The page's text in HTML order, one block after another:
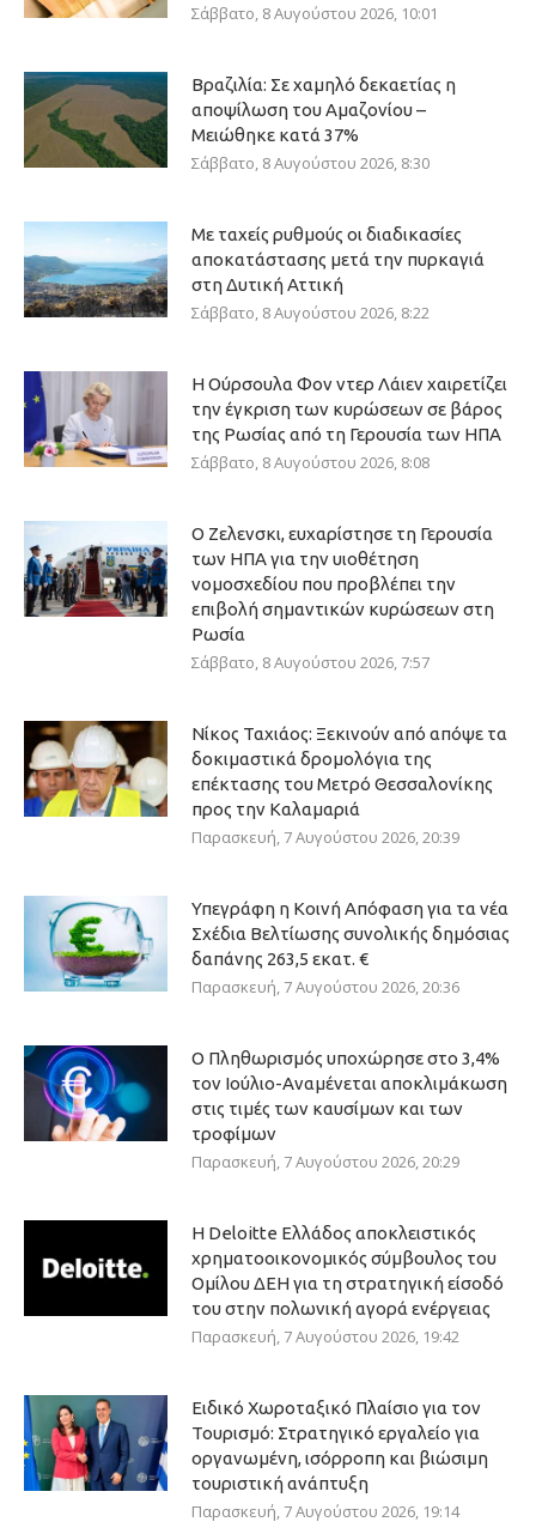
Σάββατο, 8 Αυγούστου 2026, 10:01
Βραζιλία: Σε χαμηλό δεκαετίας η
αποψίλωση του Αμαζονίου –
Μειώθηκε κατά 37%
Σάββατο, 8 Αυγούστου 2026, 8:30
Με ταχείς ρυθμούς οι διαδικασίες
αποκατάστασης μετά την πυρκαγιά
στη Δυτική Αττική
Σάββατο, 8 Αυγούστου 2026, 8:22
Η Ούρσουλα Φον ντερ Λάιεν χαιρετίζει
την έγκριση των κυρώσεων σε βάρος
της Ρωσίας από τη Γερουσία των ΗΠΑ
Σάββατο, 8 Αυγούστου 2026, 8:08
Ο Ζελενσκι, ευχαρίστησε τη Γερουσία
των ΗΠΑ για την υιοθέτηση
νομοσχεδίου που προβλέπει την
επιβολή σημαντικών κυρώσεων στη
Ρωσία
Σάββατο, 8 Αυγούστου 2026, 7:57
Νίκος Ταχιάος: Ξεκινούν από απόψε τα
δοκιμαστικά δρομολόγια της
επέκτασης του Μετρό Θεσσαλονίκης
προς την Καλαμαριά
Παρασκευή, 7 Αυγούστου 2026, 20:39
Υπεγράφη η Κοινή Απόφαση για τα νέα
Σχέδια Βελτίωσης συνολικής δημόσιας
δαπάνης 263,5 εκατ. €
Παρασκευή, 7 Αυγούστου 2026, 20:36
Ο Πληθωρισμός υποχώρησε στο 3,4%
τον Ιούλιο-Αναμένεται αποκλιμάκωση
στις τιμές των καυσίμων και των
τροφίμων
Παρασκευή, 7 Αυγούστου 2026, 20:29
Η Deloitte Ελλάδος αποκλειστικός
χρηματοοικονομικός σύμβουλος του
Ομίλου ΔΕΗ για τη στρατηγική είσοδό
του στην πολωνική αγορά ενέργειας
Παρασκευή, 7 Αυγούστου 2026, 19:42
Ειδικό Χωροταξικό Πλαίσιο για τον
Τουρισμό: Στρατηγικό εργαλείο για
οργανωμένη, ισόρροπη και βιώσιμη
τουριστική ανάπτυξη
Παρασκευή, 7 Αυγούστου 2026, 19:14